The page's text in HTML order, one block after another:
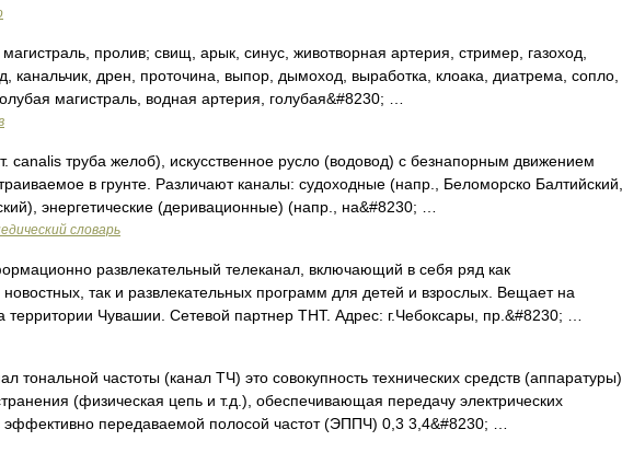
пролив; свищ, арык, синус, животворная артерия, стример, газоход,
канальчик, дрен, проточина, выпор, дымоход, выработка, клоака, диатрема, сопло,
магистраль, водная артерия, голубая&#8230; …
canalis труба желоб), искусственное русло (водовод) с безнапорным движением
в грунте. Различают каналы: судоходные (напр., Беломорско Балтийский,
энергетические (деривационные) (напр., на&#8230; …
словарь
развлекательный телеканал, включающий в себя ряд как
так и развлекательных программ для детей и взрослых. Вещает на
территории Чувашии. Сетевой партнер ТНТ. Адрес: г.Чебоксары, пр.&#8230; …
тональной частоты (канал ТЧ) это совокупность технических средств (аппаратуры)
(физическая цепь и т.д.), обеспечивающая передачу электрических
эффективно передаваемой полосой частот (ЭППЧ) 0,3 3,4&#8230; …